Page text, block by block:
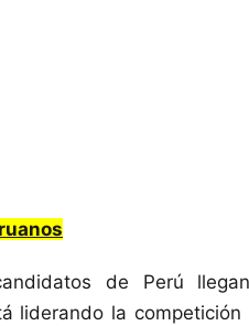
de Perú
liderando la